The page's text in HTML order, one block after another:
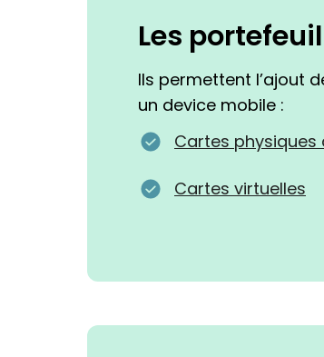
Les
Ils permettent l’ajout
un device mobile :
Cartes
Cartes virtuelles